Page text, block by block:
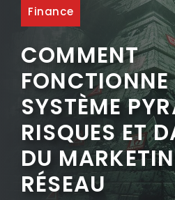
Finance
COMMENT
SYSTÈME
RISQUES ET
DU
RÉSEAU